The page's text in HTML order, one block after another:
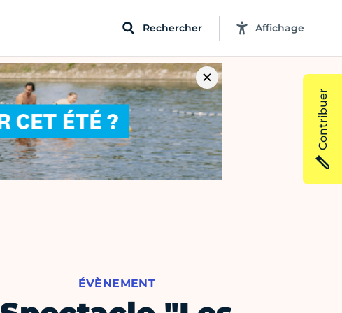
Rechercher Affichage
ÉVÈNEMENT
Contribuer